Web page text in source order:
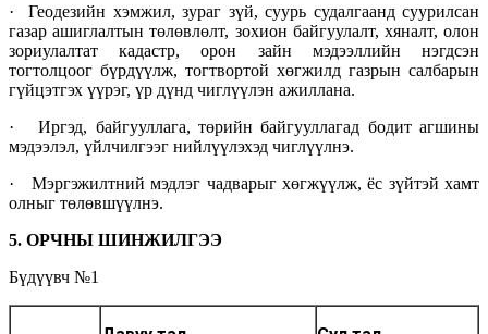
· Геодезийн хэмжил, зураг зүй, суурь судалгаанд суурилсан
газар ашиглалтын төлөвлөлт, зохион байгуулалт, хяналт, олон
зориулалтат кадастр, орон зайн мэдээллийн нэгдсэн
тогтолцоог бүрдүүлж, тогтвортой хөгжилд газрын салбарын
гүйцэтгэх үүрэг, үр дүнд чиглүүлэн ажиллана.
· Иргэд, байгууллага, төрийн байгууллагад бодит агшины
мэдээлэл, үйлчилгээг нийлүүлэхэд чиглүүлнэ.
· Мэргэжилтний мэдлэг чадварыг хөгжүүлж, ёс зүйтэй хамт
олныг төлөвшүүлнэ.
5. ОРЧНЫ ШИНЖИЛГЭЭ
Бүдүүвч №1